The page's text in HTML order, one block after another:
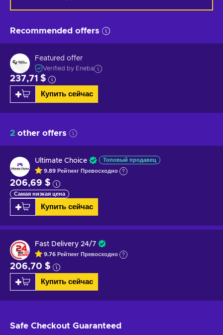
Recommended offers
Featured offer
Verified by Eneba
237,71 $
Купить сейчас
2 other offers
Ultimate Choice Топовый продавец
9.89 Рейтинг Превосходно
206,69 $
Самая низкая цена
Купить сейчас
Fast Delivery 24/7
9.76 Рейтинг Превосходно
206,70 $
Купить сейчас
Safe Checkout Guaranteed